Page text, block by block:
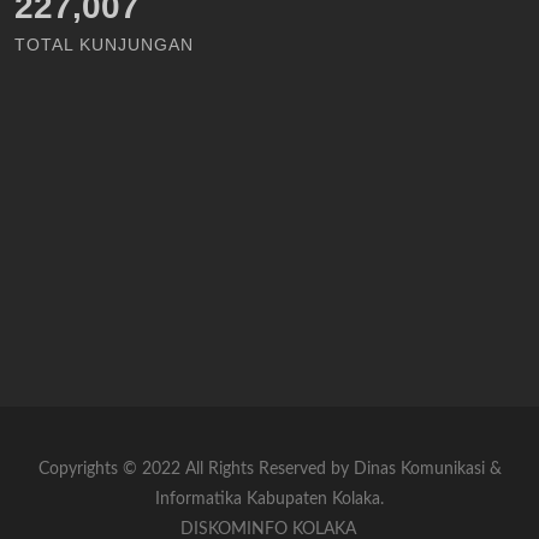
TOTAL KUNJUNGAN
Copyrights © 2022 All Rights Reserved by Dinas Komunikasi &
Informatika Kabupaten Kolaka.
DISKOMINFO KOLAKA